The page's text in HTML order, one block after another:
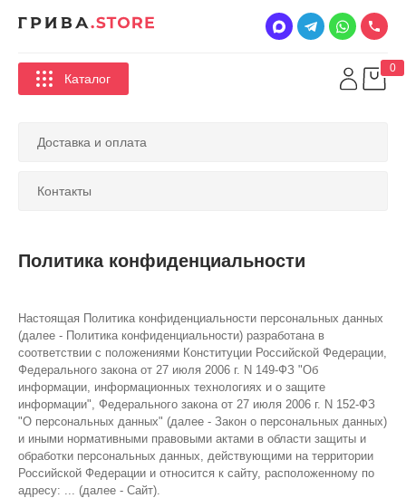
Каталог
0
Доставка и оплата
Контакты
Политика конфиденциальности
Настоящая Политика конфиденциальности персональных данных
(далее - Политика конфиденциальности) разработана в
соответствии с положениями Конституции Российской Федерации,
Федерального закона от 27 июля 2006 г. N 149-ФЗ "Об
информации, информационных технологиях и о защите
информации", Федерального закона от 27 июля 2006 г. N 152-ФЗ
"О персональных данных" (далее - Закон о персональных данных)
и иными нормативными правовыми актами в области защиты и
обработки персональных данных, действующими на территории
Российской Федерации и относится к сайту, расположенному по
адресу: ... (далее - Сайт).